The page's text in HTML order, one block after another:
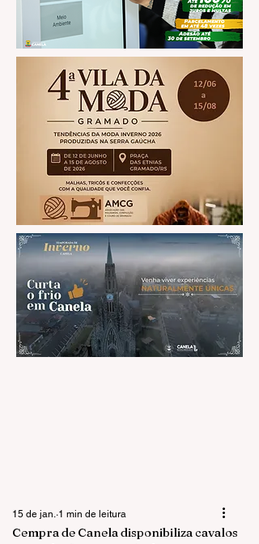
Cempra de Canela disponibiliza cavalos
15 de jan. 1 min de leitura